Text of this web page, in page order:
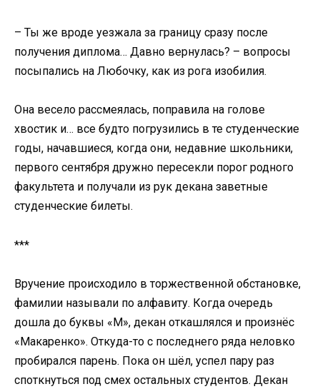
– Ты же вроде уезжала за границу сразу после
получения диплома… Давно вернулась? – вопросы
посыпались на Любочку, как из рога изобилия.
Она весело рассмеялась, поправила на голове
хвостик и… все будто погрузились в те студенческие
годы, начавшиеся, когда они, недавние школьники,
первого сентября дружно пересекли порог родного
факультета и получали из рук декана заветные
студенческие билеты.
***
Вручение происходило в торжественной обстановке,
фамилии называли по алфавиту. Когда очередь
дошла до буквы «М», декан откашлялся и произнёс
«Макаренко». Откуда-то с последнего ряда неловко
пробирался парень. Пока он шёл, успел пару раз
споткнуться под смех остальных студентов. Декан